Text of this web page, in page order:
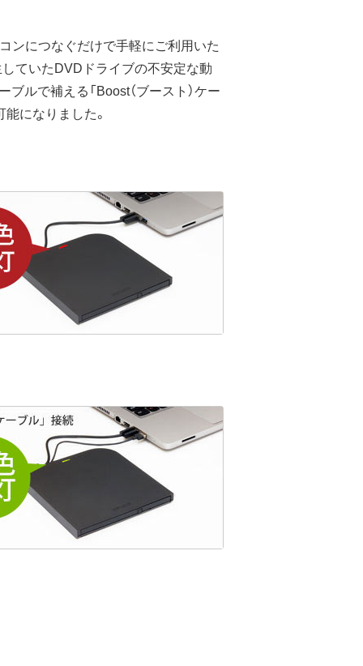
ンにつなぐだけで手軽にご利用いた
ていたDVDドライブの不安定な動
ルで補える「Boost（ブースト）ケー
になりました。